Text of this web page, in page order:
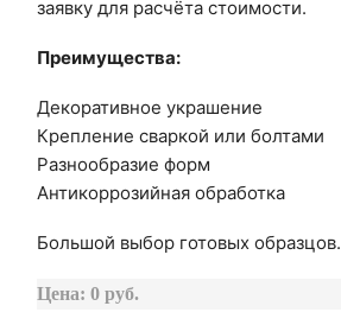
заявку для расчёта стоимости.
Преимущества:
Декоративное украшение
Крепление сваркой или болтами
Разнообразие форм
Антикоррозийная обработка
Большой выбор готовых образцов.
Цена: 0 руб.